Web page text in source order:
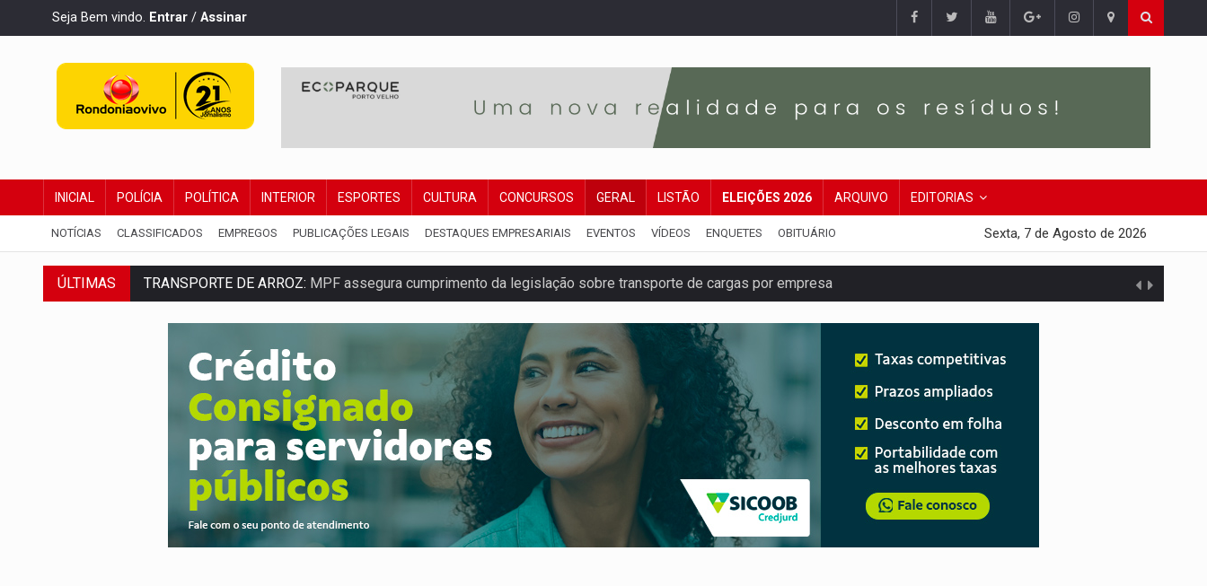
Seja Bem vindo. Entrar / Assinar
INICIAL POLÍCIA POLÍTICA INTERIOR ESPORTES CULTURA CONCURSOS GERAL LISTÃO ELEIÇÕES 2026 ARQUIVO EDITORIAS
NOTÍCIAS CLASSIFICADOS EMPREGOS PUBLICAÇÕES LEGAIS DESTAQUES EMPRESARIAIS EVENTOS VÍDEOS ENQUETES OBITUÁRIO Sexta, 7 de Agosto de 2026
ÚLTIMAS
TRANSPORTE DE ARROZ:MPF assegura cumprimento da legislação sobre transporte de cargas por empresa
DEEPFAKE:Sancionada lei contra violência sexual infantil na internet e via IA
COLEGIADO:Brasil e Rússia discutem energia nuclear, defesa e ciência em Brasília
URGENTE:Colisão entre caminhão e carro deixa quatro mortos e um em estado grave na BR
ENCONTRO: Amazônia Negra ganha projeção nacional com participação de Marcela Bonfim
Porto Velho tem chances de chuvas isoladas nesta sexta-feira (7)
SINDICATOS UNIDOS: Assembleia Geral delibera greve da educação municipal em Porto Velho
PROCESSO SELETIVO:Rondoniaovivo abre oficina de Comunicação com oportunidade de integrar equipe
AGOSTO LILÁS: MPRO lança de portal e promove reflexão sobre trajetória da Lei Maria da Penha